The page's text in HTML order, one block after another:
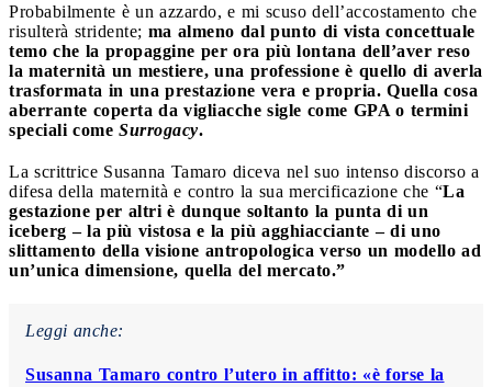
Probabilmente è un azzardo, e mi scuso dell’accostamento che
risulterà stridente; ma almeno dal punto di vista concettuale
temo che la propaggine per ora più lontana dell’aver reso
la maternità un mestiere, una professione è quello di averla
trasformata in una prestazione vera e propria. Quella cosa
aberrante coperta da vigliacche sigle come GPA o termini
speciali come Surrogacy.
La scrittrice Susanna Tamaro diceva nel suo intenso discorso a
difesa della maternità e contro la sua mercificazione che “La
gestazione per altri è dunque soltanto la punta di un
iceberg – la più vistosa e la più agghiacciante – di uno
slittamento della visione antropologica verso un modello ad
un’unica dimensione, quella del mercato.”
Leggi anche:
Susanna Tamaro contro l’utero in affitto: «è forse la